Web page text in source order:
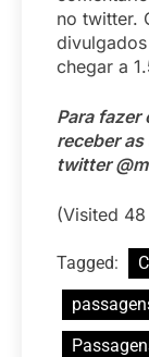
no twitter.
chegar a
Para
receber
twitter
(Visited
Tagged: